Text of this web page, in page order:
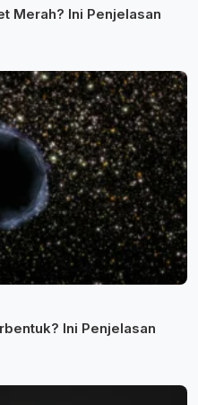
Merah? Ini Penjelasan
Ini Penjelasan